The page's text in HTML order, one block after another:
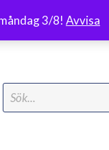
3/8! Avvisa
Search
for: